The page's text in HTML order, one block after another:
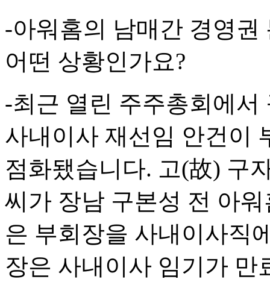
-아워홈의 남매간 경영
어떤 상황인가요?
-최근 열린 주주총회에
사내이사 재선임 안건이
점화됐습니다. 고(故) 구
씨가 장남 구본성 전 아
은 부회장을 사내이사직
장은 사내이사 임기가 만